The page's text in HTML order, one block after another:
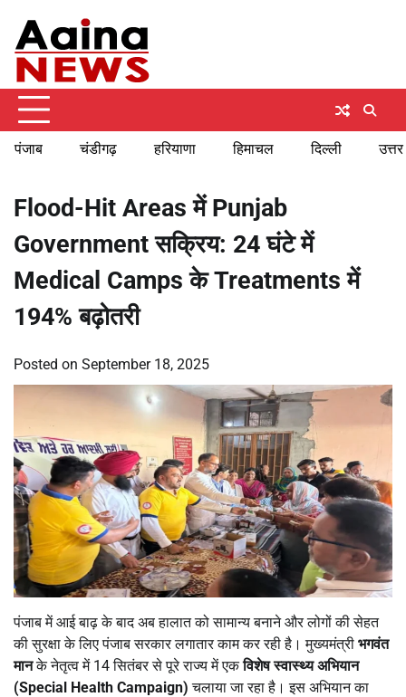
content
पंजाब चंडीगढ़ हरियाणा हिमाचल दिल्ली
Flood-Hit Areas में Punjab
Government सक्रिय: 24 घंटे में
Medical Camps के Treatments में
194% बढ़ोतरी
Posted on September 18, 2025
पंजाब में आई बाढ़ के बाद अब हालात को सामान्य बनाने और लोगों की सेहत
की सुरक्षा के लिए पंजाब सरकार लगातार काम कर रही है। मुख्यमंत्री भगवंत
मानके नेतृत्व में 14 सितंबर से पूरे राज्य में एकविशेष स्वास्थ्य अभियान
(Special Health Campaign) चलाया जा रहा है। इस अभियान का